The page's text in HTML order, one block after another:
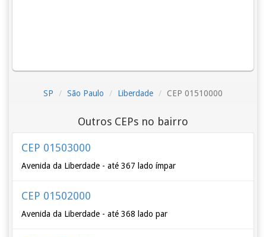
SP São Paulo Liberdade CEP 01510000
Outros CEPs no bairro
CEP 01503000
Avenida da Liberdade - até 367 lado ímpar
CEP 01502000
Avenida da Liberdade - até 368 lado par